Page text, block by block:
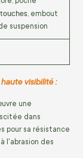
, embout
suspension
visibilité :
une
dans
pour sa résistance
l'abrasion des